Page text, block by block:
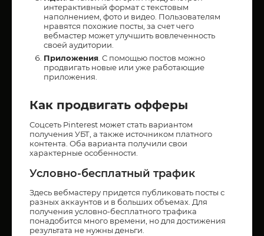
интерактивный формат с текстовым
наполнением, фото и видео. Пользователям
нравятся похожие посты, за счет чего
вебмастер может улучшить вовлеченность
своей аудитории.
Приложения. С помощью постов можно
продвигать новые или уже работающие
приложения.
Как продвигать офферы
Соцсеть Pinterest может стать вариантом
получения УБТ, а также источником платного
контента. Оба варианта получили свои
характерные особенности.
Условно-бесплатный трафик
Здесь вебмастеру придется публиковать посты с
разных аккаунтов и в больших объемах. Для
получения условно-бесплатного трафика
понадобится много времени, но для достижения
результата не нужны деньги.